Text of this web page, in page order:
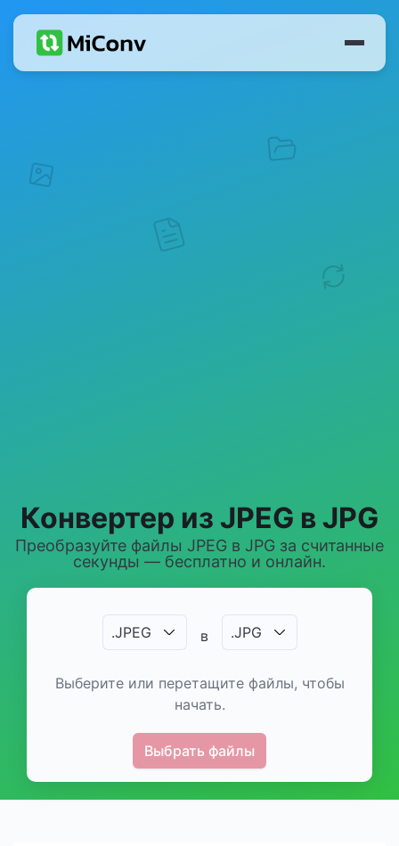
Конвертер из JPEG в JPG
Преобразуйте файлы JPEG в JPG за считанные
секунды — бесплатно и онлайн.
.JPEG в .JPG
Выберите или перетащите файлы, чтобы
начать.
Выбрать файлы